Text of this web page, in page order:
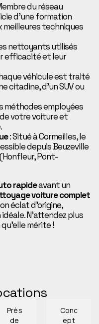
du réseau
d’une formation
meilleures techniques
nettoyants utilisés
efficacité et leur
véhicule est traité
citadine, d’un SUV ou
méthodes employées
votre voiture et
: Situé à Cormeilles, le
depuis Beuzeville
Pont-
rapideavant un
voiture complet
éclat d’origine,
N’attendez plus
mérite !
Près
de
Conc
ept